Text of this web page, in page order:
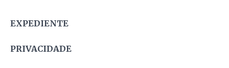
EXPEDIENTE
PRIVACIDADE